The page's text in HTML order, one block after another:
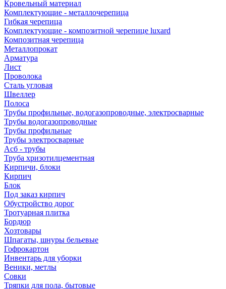
Кровельный материал
Комплектующие - металлочерепица
Гибкая черепица
Комплектующие - композитной черепице luxard
Композитная черепица
Металлопрокат
Арматура
Лист
Проволока
Сталь угловая
Швеллер
Полоса
Трубы профильные, водогазопроводные, электросварные
Трубы водогазопроводные
Трубы профильные
Трубы электросварные
Асб - трубы
Труба хризотилцементная
Кирпичи, блоки
Кирпич
Блок
Под заказ кирпич
Обустройство дорог
Тротуарная плитка
Бордюр
Хозтовары
Шпагаты, шнуры бельевые
Гофрокартон
Инвентарь для уборки
Веники, метлы
Совки
Тряпки для пола, бытовые